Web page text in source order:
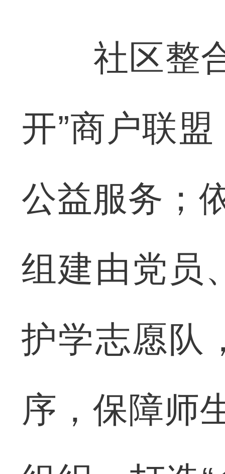
社区整合
开”商户联
公益服务；
组建由党员
护学志愿队
序，保障师